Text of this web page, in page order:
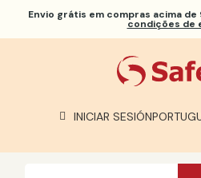
Envio grátis em compras acima
condições de
INICIAR SESIÓN